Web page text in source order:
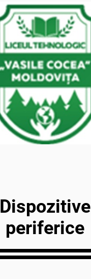
Dispozitive
periferice